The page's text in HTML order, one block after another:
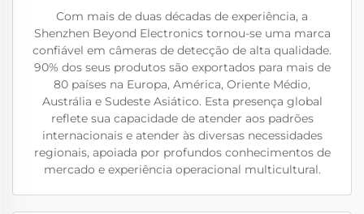
Com mais de duas décadas de experiência, a
Shenzhen Beyond Electronics tornou-se uma marca
confiável em câmeras de detecção de alta qualidade.
90% dos seus produtos são exportados para mais de
80 países na Europa, América, Oriente Médio,
Austrália e Sudeste Asiático. Esta presença global
reflete sua capacidade de atender aos padrões
internacionais e atender às diversas necessidades
regionais, apoiada por profundos conhecimentos de
mercado e experiência operacional multicultural.